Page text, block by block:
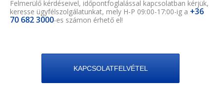
Felmerülő kérdéseivel, időpontfoglalással kapcsolatban kérjük,
keresse ügyfélszolgálatunkat, mely H-P 09:00-17:00-ig a +36
70 682 3000-es számon érhető el!
KAPCSOLATFELVÉTEL